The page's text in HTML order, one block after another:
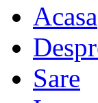
Acasa
Sare